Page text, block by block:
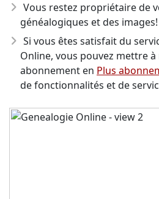
Vous restez propriétaire de
généalogiques et des images!
Si vous êtes satisfait du
Online, vous pouvez mettre
abonnement en Plus
de fonctionnalités et de